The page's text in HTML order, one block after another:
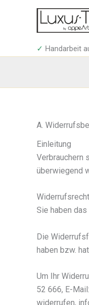
✓ Handarbeit
A.
Einleitung
Verbrauchern
überwiegend
Widerrufsrecht
Sie haben
Die
haben bzw.
Um Ihr
52 666, E-
widerrufen,